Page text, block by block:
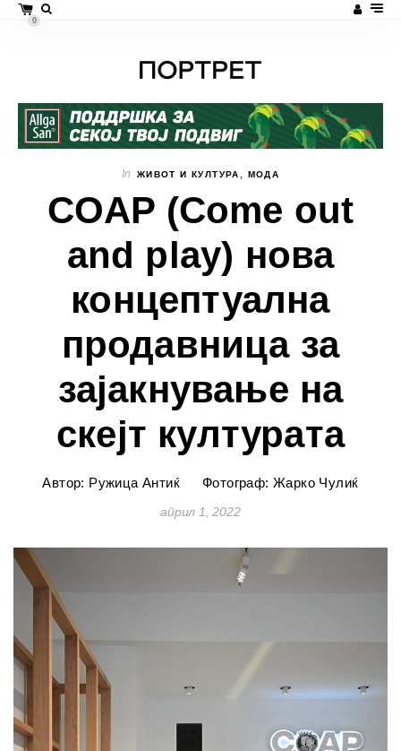
0
In ЖИВОТ И КУЛТУРА МОДА
COAP (Come out
and play) нова
концептуална
продавница за
зајакнување на
скејт културата
Автор: Ружица Антиќ Фотограф: Жарко Чулиќ
април 1, 2022